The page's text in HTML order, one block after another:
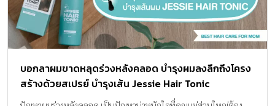
ละเอียดให้ดีก่อนตัดสินใจเข้ารับการปลูกผม โดยข้อควรรู้เกี่ยวกับการ
ปลูกผมมีดังนี้ การปลูกผมมีหลายเทคนิควิธี การปลูกผมสามารถแบ่ง
ออกได้เป็น 2 เทคนิค ได้แก่ ปลูกผม FUT และ ปลูกผม FUE โดยวิธี
ปลูกผม FUT (Follicular Unit Transplantation) แพทย์จะตัดเซลล์
จากหนังศีรษะบางส่วนออกมา จากนั้นนำไปส่องกล้องจุลทรรศน์ เพื่อ
แยกเอากราฟผมไปใช้ปลูกเส้นผมบริเวณที่ต้องการ ซึ่งเทคนิคนี้จะได้
กราฟผมมีสภาพสมบูรณ์ที่สุด แต่อาจทำให้มองเห็นแผลผ่าตัดยาว
บอกลาผมขาดหลุดร่วงหลังคลอด บำรุงผมลงลึกถึงโครง
สร้างด้วยสเปรย์ บำรุงเส้น Jessie Hair Tonic